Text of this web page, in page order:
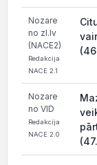
Nozare
no zl.lv
(NACE2)
Redakcija
NACE 2.1
Nozare
no VID
Redakcija
NACE 2.0